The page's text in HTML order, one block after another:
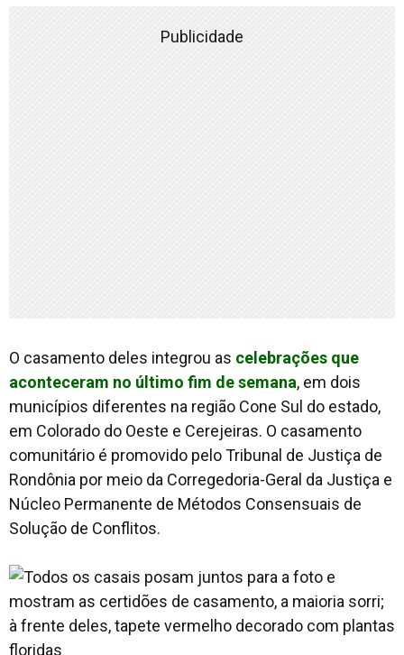
Publicidade
O casamento deles integrou as celebrações que
aconteceram no último fim de semana, em dois
municípios diferentes na região Cone Sul do estado,
em Colorado do Oeste e Cerejeiras. O casamento
comunitário é promovido pelo Tribunal de Justiça de
Rondônia por meio da Corregedoria-Geral da Justiça e
Núcleo Permanente de Métodos Consensuais de
Solução de Conflitos.